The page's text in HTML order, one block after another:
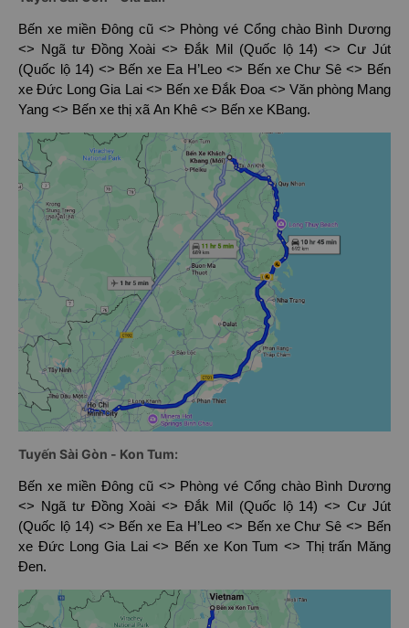
Bến xe miền Đông cũ <> Phòng vé Cổng chào Bình Dương
<> Ngã tư Đồng Xoài <> Đắk Mil (Quốc lộ 14) <> Cư Jút
(Quốc lộ 14) <> Bến xe Ea H’Leo <> Bến xe Chư Sê <> Bến
xe Đức Long Gia Lai <> Bến xe Đắk Đoa <> Văn phòng Mang
Yang <> Bến xe thị xã An Khê <> Bến xe KBang.
Tuyến Sài Gòn - Kon Tum:
Bến xe miền Đông cũ <> Phòng vé Cổng chào Bình Dương
<> Ngã tư Đồng Xoài <> Đắk Mil (Quốc lộ 14) <> Cư Jút
(Quốc lộ 14) <> Bến xe Ea H’Leo <> Bến xe Chư Sê <> Bến
xe Đức Long Gia Lai <> Bến xe Kon Tum <> Thị trấn Măng
Đen.